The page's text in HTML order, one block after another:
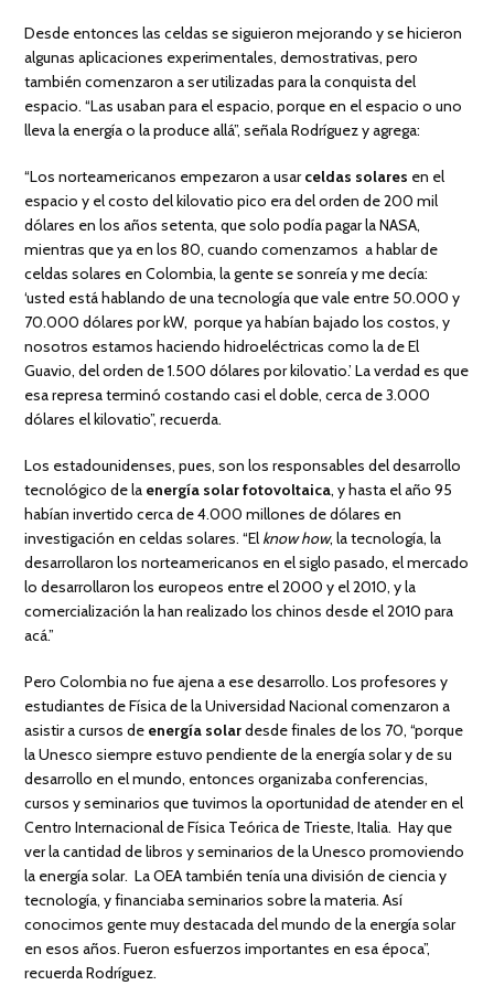
Desde entonces las celdas se siguieron mejorando y se hicieron
algunas aplicaciones experimentales, demostrativas, pero
también comenzaron a ser utilizadas para la conquista del
espacio. “Las usaban para el espacio, porque en el espacio o uno
lleva la energía o la produce allá”, señala Rodríguez y agrega:
“Los norteamericanos empezaron a usarceldas solares en el
espacio y el costo del kilovatio pico era del orden de 200 mil
dólares en los años setenta, que solo podía pagar la NASA,
mientras que ya en los 80, cuando comenzamos a hablar de
celdas solares en Colombia, la gente se sonreía y me decía:
‘usted está hablando de una tecnología que vale entre 50.000 y
70.000 dólares por kW, porque ya habían bajado los costos, y
nosotros estamos haciendo hidroeléctricas como la de El
Guavio, del orden de 1.500 dólares por kilovatio.’ La verdad es que
esa represa terminó costando casi el doble, cerca de 3.000
dólares el kilovatio”, recuerda.
Los estadounidenses, pues, son los responsables del desarrollo
tecnológico de la energía solar fotovoltaica, y hasta el año 95
habían invertido cerca de 4.000 millones de dólares en
investigación en celdas solares. “El know how, la tecnología, la
desarrollaron los norteamericanos en el siglo pasado, el mercado
lo desarrollaron los europeos entre el 2000 y el 2010, y la
comercialización la han realizado los chinos desde el 2010 para
acá.”
Pero Colombia no fue ajena a ese desarrollo. Los profesores y
estudiantes de Física de la Universidad Nacional comenzaron a
asistir a cursos de energía solardesde finales de los 70, “porque
la Unesco siempre estuvo pendiente de la energía solar y de su
desarrollo en el mundo, entonces organizaba conferencias,
cursos y seminarios que tuvimos la oportunidad de atender en el
Centro Internacional de Física Teórica de Trieste, Italia. Hay que
ver la cantidad de libros y seminarios de la Unesco promoviendo
la energía solar. La OEA también tenía una división de ciencia y
tecnología, y financiaba seminarios sobre la materia. Así
conocimos gente muy destacada del mundo de la energía solar
en esos años. Fueron esfuerzos importantes en esa época”,
recuerda Rodríguez.